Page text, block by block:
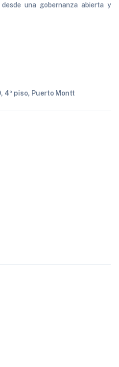
una gobernanza abierta y
4º piso, Puerto Montt